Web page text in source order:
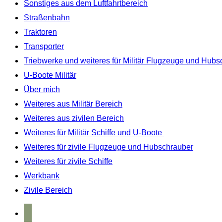
Sonstiges aus dem Luftfahrtbereich
Straßenbahn
Traktoren
Transporter
Triebwerke und weiteres für Militär Flugzeuge und
U-Boote Militär
Über mich
Weiteres aus Militär Bereich
Weiteres aus zivilen Bereich
Weiteres für Militär Schiffe und U-Boote
Weiteres für zivile Flugzeuge und Hubschrauber
Weiteres für zivile Schiffe
Werkbank
Zivile Bereich